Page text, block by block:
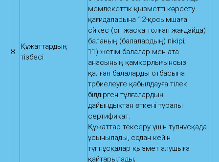
8
Құжаттардың
тізбесі
мемлекеттік қызметті көрсету
қағидаларына 12-қосымшаға
сәйкес (он жасқа толған жағдайда)
баланың (балалардың) пікірі;
11) жетім балалар мен ата-
анасының қамқорлығынсыз
қалған балаларды отбасына
тәрбиелеуге қабылдауға тілек
білдірген тұлғалардың
дайындықтан өткені туралы
сертификат.
Құжаттар тексеру үшін түпнұсқада
ұсынылады, содан кейін
түпнұсқалар қызмет алушыға
қайтарылады;